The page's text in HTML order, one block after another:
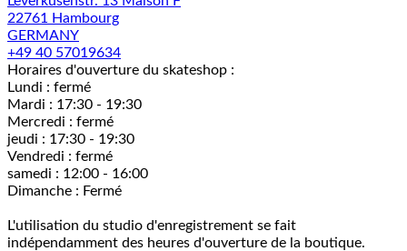
22761 Hambourg
GERMANY
+49 40 57019634
Horaires d'ouverture du skateshop :
Lundi : fermé
Mardi : 17:30 - 19:30
Mercredi : fermé
jeudi : 17:30 - 19:30
Vendredi : fermé
samedi : 12:00 - 16:00
Dimanche : Fermé
L'utilisation du studio d'enregistrement se fait
indépendamment des heures d'ouverture de la boutique.